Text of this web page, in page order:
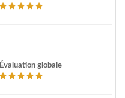
Évaluation globale